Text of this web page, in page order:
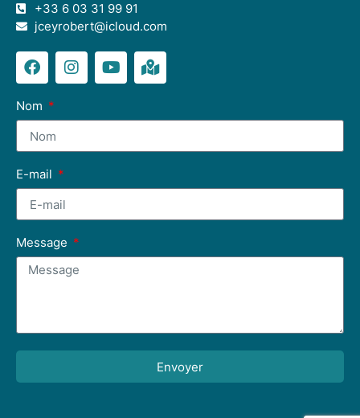
+33 6 03 31 99 91
jceyrobert@icloud.com
Nom
E-mail
Message
Envoyer